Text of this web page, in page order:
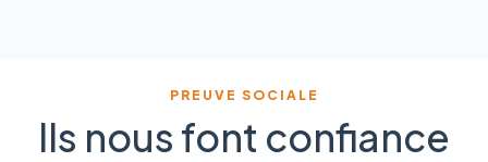
PREUVE SOCIALE
Ils nous font confiance